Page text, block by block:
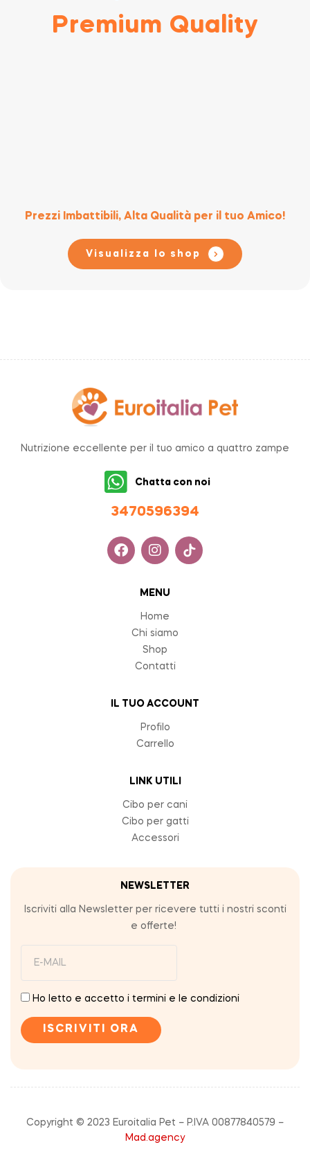
Premium Quality
Prezzi Imbattibili, Alta Qualità per il tuo Amico!
Visualizza lo shop
Nutrizione eccellente per il tuo amico a quattro zampe
Chatta con noi
3470596394
MENU
Home
Chi siamo
Shop
Contatti
IL TUO ACCOUNT
Profilo
Carrello
LINK UTILI
Cibo per cani
Cibo per gatti
Accessori
NEWSLETTER
Iscriviti alla Newsletter per ricevere tutti i nostri sconti
e offerte!
Ho letto e accetto i termini e le condizioni
Copyright © 2023 Euroitalia Pet – P.IVA 00877840579 –
Mad.agency